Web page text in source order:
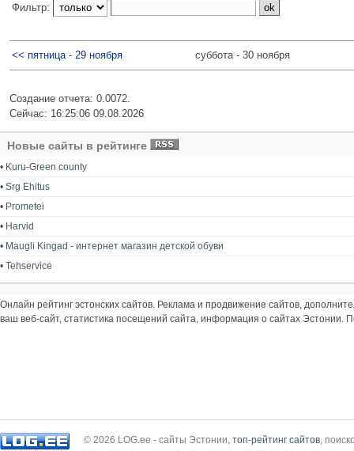
Фильтр:
<< пятница - 29 ноября суббота - 30 ноября
Создание отчета: 0.0072.
Сейчас: 16:25:06 09.08.2026
Новые сайты в рейтинге
• Kuru-Green county
• Srg Ehitus
• Prometei
• Harvid
• Maugli Kingad - интернет магазин детской обуви
• Tehservice
Онлайн рейтинг эстонских сайтов. Реклама и продвижение сайтов,
ваш веб-сайт, статистика посещений сайта, информация о сайтах Эстонии.
© 2026 LOG.ee - сайты Эстонии, топ-рейтинг сайтов ,